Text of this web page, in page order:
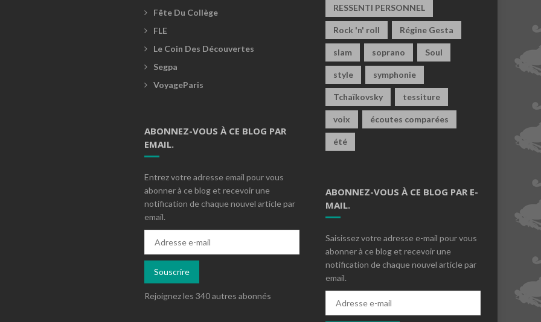
Fête Du Collège
FLE
Le Coin Des Découvertes
Segpa
VoyageParis
ABONNEZ-VOUS À CE BLOG PAR
EMAIL.
Entrez votre adresse email pour vous
abonner à ce blog et recevoir une
notification de chaque nouvel article par
email.
mail
Souscrire
Rejoignez les 340 autres abonnés
RESSENTI PERSONNEL
Rock 'n' roll Régine Gesta
slam soprano Soul
style symphonie
Tchaïkovsky tessiture
voix écoutes comparées
été
ABONNEZ-VOUS À CE BLOG PAR E-
MAIL.
Saisissez votre adresse e-mail pour vous
abonner à ce blog et recevoir une
notification de chaque nouvel article par
email.